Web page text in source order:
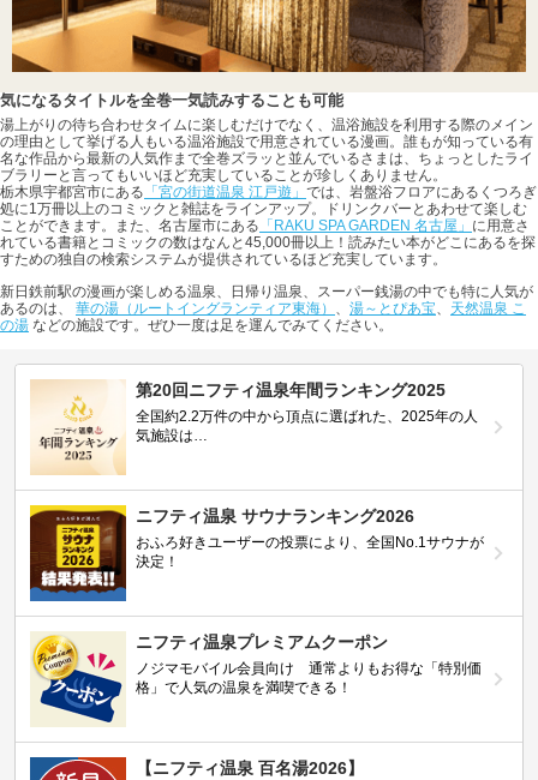
気になるタイトルを全巻一気読みすることも可能
湯上がりの待ち合わせタイムに楽しむだけでなく、温浴施設を利用する際のメイン
の理由として挙げる人もいる温浴施設で用意されている漫画。誰もが知っている有
名な作品から最新の人気作まで全巻ズラッと並んでいるさまは、ちょっとしたライ
ブラリーと言ってもいいほど充実していることが珍しくありません。
栃木県宇都宮市にある 「宮の街道温泉 江戸遊」 では、岩盤浴フロアにあるくつろぎ
処に1万冊以上のコミックと雑誌をラインアップ。ドリンクバーとあわせて楽しむ
ことができます。また、名古屋市にある 「RAKU SPA GARDEN 名古屋」 に用意さ
れている書籍とコミックの数はなんと45,000冊以上！読みたい本がどこにあるを探
すための独自の検索システムが提供されているほど充実しています。
新日鉄前駅の漫画が楽しめる温泉、日帰り温泉、スーパー銭湯の中でも特に人気が
あるのは、 華の湯（ルートイングランティア東海） 、 湯～とぴあ宝、 天然温泉 こ
の湯 などの施設です。ぜひ一度は足を運んでみてください。
第20回ニフティ温泉年間ランキング2025
全国約2.2万件の中から頂点に選ばれた、2025年の人
気施設は…
ニフティ温泉 サウナランキング2026
おふろ好きユーザーの投票により、全国No.1サウナが
決定！
ニフティ温泉プレミアムクーポン
ノジマモバイル会員向け 通常よりもお得な「特別価
格」で人気の温泉を満喫できる！
【ニフティ温泉 百名湯2026】